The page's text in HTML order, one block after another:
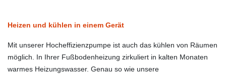
Heizen und kühlen in einem Gerät
Mit unserer Hocheffizienzpumpe ist auch das kühlen von Räumen
möglich. In Ihrer Fußbodenheizung zirkuliert in kalten Monaten
warmes Heizungswasser. Genau so wie unsere